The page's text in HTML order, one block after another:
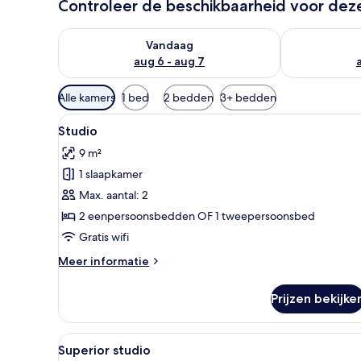
Controleer de beschikbaarheid voor
Vandaag
aug 6 - aug 7
De beschikbaarheid controleren voor vanavond aug
De
Beschikbare
filters
voor
kamers
Alle kamers 1 bed 2 bedden 3+ bedden
Alle
foto's
voor
Studio
laden
Een slaapkamer met een
10
Studio
9 m²
1 slaapkamer
Max. aantal: 2
2 eenpersoonsbedden OF 1 tweepersoonsbed
Gratis wifi
Meer informatie
Meer
Prijzen
Alle
Een kamer met twee
6
Superior studio